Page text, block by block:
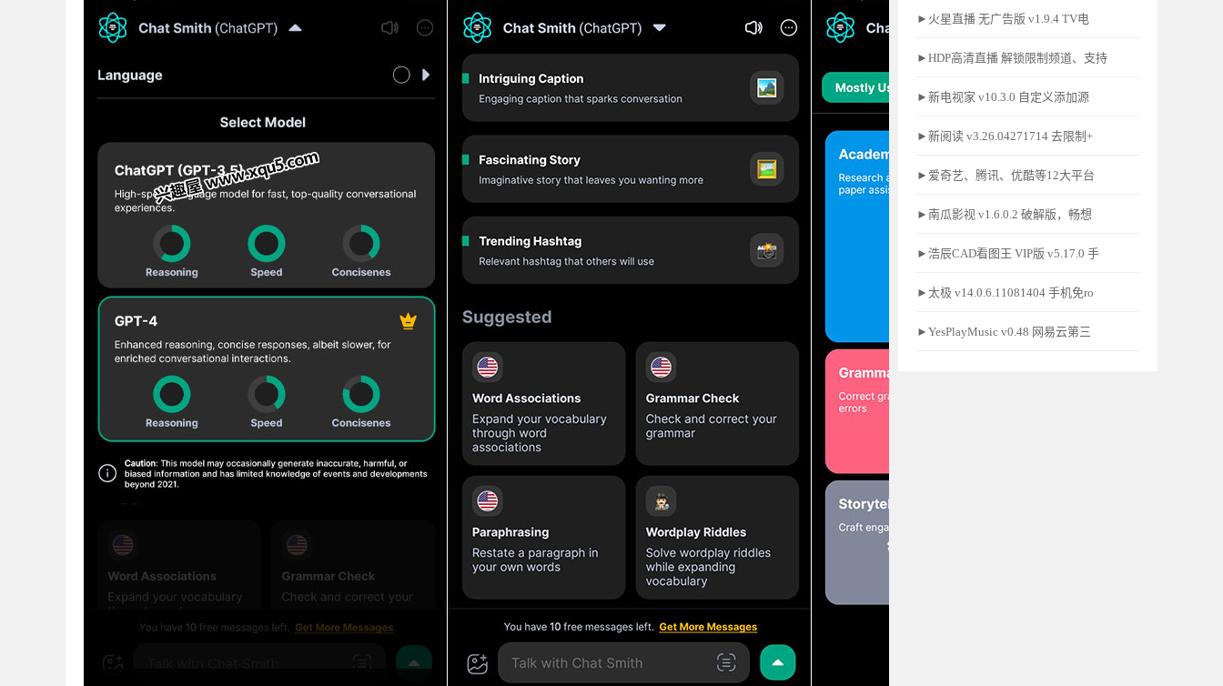
►火星直播 无广告版 v1.9.4 TV电
►HDP高清直播 解锁限制频道、支持
►新电视家 v10.3.0 自定义添加源
►新阅读 v3.26.04271714 去限制+
►爱奇艺、腾讯、优酷等12大平台
►南瓜影视 v1.6.0.2 破解版，畅想
►浩辰CAD看图王 VIP版 v5.17.0 手
►太极 v14.0.6.11081404 手机免ro
►YesPlayMusic v0.48 网易云第三